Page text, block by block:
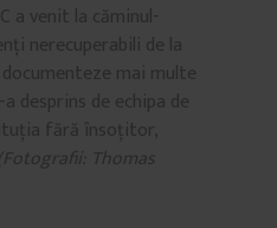
a venit la căminul-
nerecuperabili de la
mai multe
desprins de echipa de
fără însoțitor,
(Fotografii: Thomas